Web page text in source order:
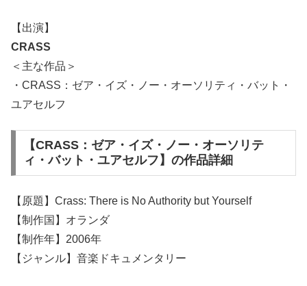
【出演】
CRASS
＜主な作品＞
・CRASS：ゼア・イズ・ノー・オーソリティ・バット・
ユアセルフ
【CRASS：ゼア・イズ・ノー・オーソリテ
ィ・バット・ユアセルフ】の作品詳細
【原題】Crass: There is No Authority but Yourself
【制作国】オランダ
【制作年】2006年
【ジャンル】音楽ドキュメンタリー